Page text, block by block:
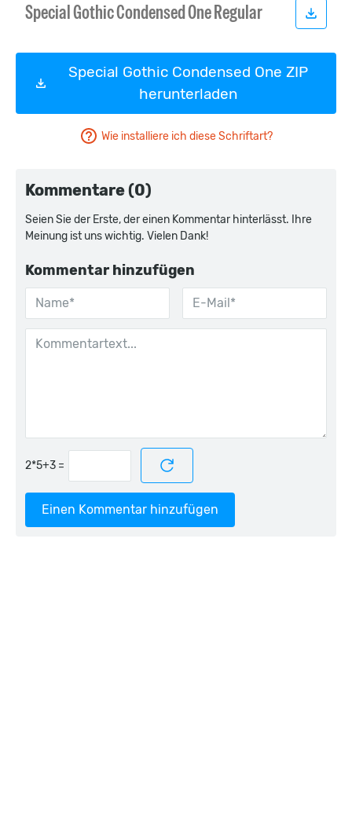
Special Gothic Condensed One ZIP
herunterladen
Wie installiere ich diese Schriftart?
Kommentare (0)
Seien Sie der Erste, der einen Kommentar hinterlässt. Ihre
Meinung ist uns wichtig. Vielen Dank!
Kommentar hinzufügen
=
Einen Kommentar hinzufügen